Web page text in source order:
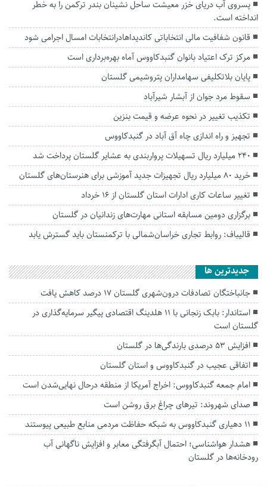
پسروی آب دریای خزر معیشت ساحل نشینان بندر ترکمن را به خطر
انداخته است.
قانون شفافیت مالی انتخاباتی کاندیداهادرانتخابات امسال اجرامی شود
مرکز ترک اعتیاد بانوان گنبدکاووس آماه بهره‌برداری است
پایان بلاتکلیفی سهامداران پتروشیمی گلستان
سقوط مرد جوان از آبشار شیرآباد
تکذیب تغییر در نحوه عرضه و قیمت بنزین
تجهیز و راه اندازی چاه آق آباد در گنبدکاووس
۲۴۰ میلیارد ریال تسهیلات پرواربندی به عشایر گلستان پرداخت شد
خرید ۸۰ میلیارد ریال تجهیزات جدید آموزشی برای هنرستان‌های گلستان
تغییر ساعات کاری ادارات استان گلستان از ۱۶ خرداد
برگزاری دومین مسابقه استانی مهارت‌های زندانیان در گلستان
قالیباف: روابط تجاری خراسان‌شمالی با ترکمنستان باید گسترش یابد
جديدترين ها
جانباختگان تصادفات درون‌شهری گلستان ۱۷ درصد کاهش یافت
استاندار: بابک زنجانی با ۱۱ هلدینگ اقتصادی پیگیر سرمایه‌گذاری در
گلستان است
افزایش ۵۳ درصدی بارندگی‌ها در گلستان
اتفاقی عجیب در‌ گنبدکاووس و استان گلستان
امام جمعه گنبدکاووس: اخراج آمریکا از منطقه درحال نهایی‌شدن است
صدای شهروند: تیرهای چراغ برق روشن است
۱۱ دهیاری گنبدکاووس به شبکه حفاظت مردمی منابع طبیعی پیوستند
هشدار هواشناسی؛ احتمال آبگرفتگی معابر و افزایش ناگهانی آب
رودخانه‌ها در گلستان